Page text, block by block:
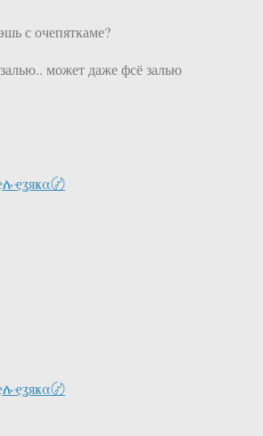
с очепяткаме?
может даже фсё залью
〄
〄